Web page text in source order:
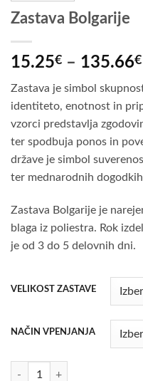
Zastava Bolgarije
15.25€ – 135.66€
Zastava je simbol
identiteto, enotnost in
vzorci predstavlja
ter spodbuja ponos in
države je simbol
ter mednarodnih
Zastava Bolgarije je
blaga iz poliestra. Rok
je od 3 do 5 delovnih dni.
VELIKOST ZASTAVE
NAČIN VPENJANJA
Zastava Bolgarije količina